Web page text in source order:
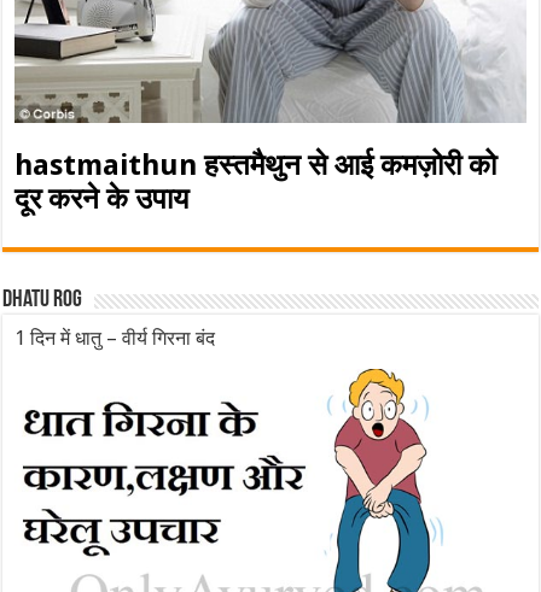
hastmaithun हस्तमैथुन से आई कमज़ोरी को
दूर करने के उपाय
Dhatu rog
1 दिन में धातु – वीर्य गिरना बंद